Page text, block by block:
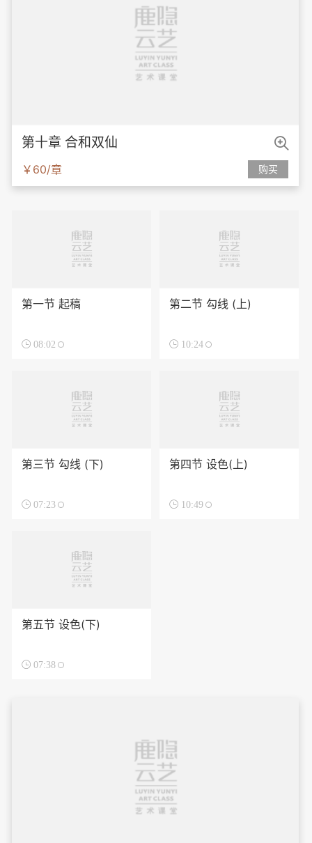
第十章 合和双仙
￥60/章 购买

第一节 起稿
 08:02
第二节 勾线 (上)
 10:24
第三节 勾线 (下)
 07:23
第四节 设色(上)
 10:49
第五节 设色(下)
 07:38